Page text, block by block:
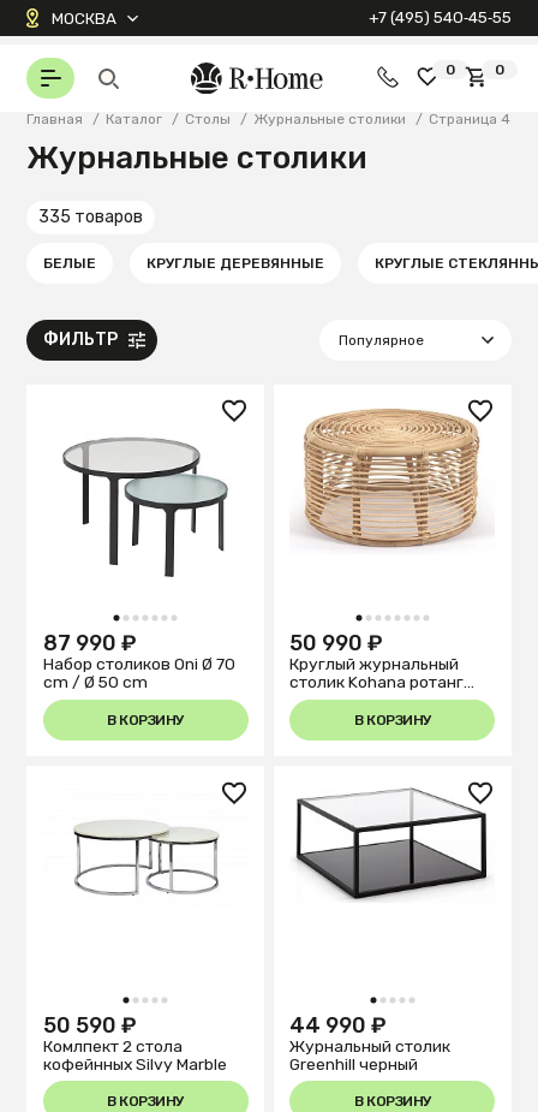
МОСКВА +7 (495) 540‑45‑55
0 0
Главная / Каталог / Столы / Журнальные столики / Страница 4
Журнальные столики
335 товаров
БЕЛЫЕ КРУГЛЫЕ ДЕРЕВЯННЫЕ КРУГЛЫЕ
ФИЛЬТР
1 2 3 4 5 6 7
87 990 ₽
Набор столиков Oni Ø 70
cm / Ø 50 cm
В КОРЗИНУ
1 2 3 4 5 6 7 8
50 990 ₽
Круглый журнальный
столик Kohana ротанг
d65 см
В КОРЗИНУ
1 2 3 4 5
50 590 ₽
Комлпект 2 стола
кофейнных Silvy Marble
В КОРЗИНУ
1 2 3 4 5
44 990 ₽
Журнальный столик
Greenhill черный
В КОРЗИНУ